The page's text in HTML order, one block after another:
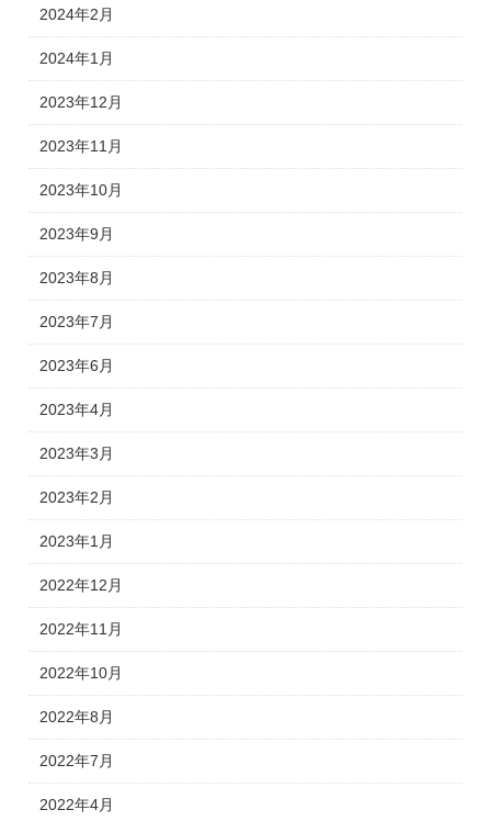
2024年2月
2024年1月
2023年12月
2023年11月
2023年10月
2023年9月
2023年8月
2023年7月
2023年6月
2023年4月
2023年3月
2023年2月
2023年1月
2022年12月
2022年11月
2022年10月
2022年8月
2022年7月
2022年4月